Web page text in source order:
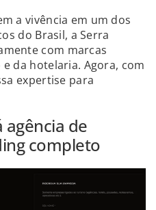
a vivência em um dos
do Brasil, a Serra
com marcas
da hotelaria. Agora, com
expertise para
de
completo